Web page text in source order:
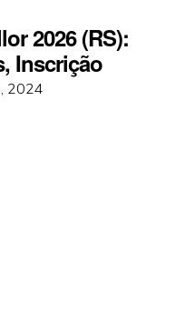
2026 (RS):
Inscrição
2024